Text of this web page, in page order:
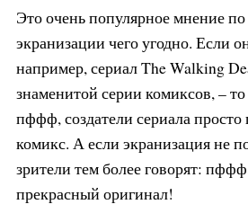
Это очень популярное мнение
экранизации чего угодно. Если
например, сериал The Walking
знаменитой серии комиксов, – то
пффф, создатели сериала просто
комикс. А если экранизация не
зрители тем более говорят:
прекрасный оригинал!